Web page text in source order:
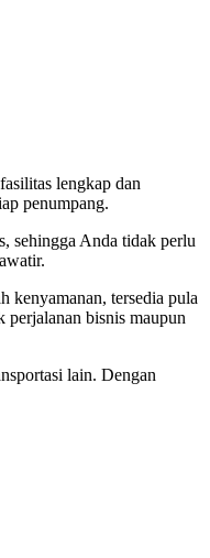
lengkap dan
penumpang.
sehingga Anda tidak perlu
kenyamanan, tersedia pula
perjalanan bisnis maupun
lain. Dengan